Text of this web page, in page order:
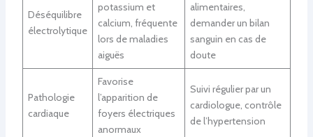
Déséquilibre
électrolytique
potassium et
calcium, fréquente
lors de maladies
aiguës
alimentaires,
demander un bilan
sanguin en cas de
doute
Pathologie
cardiaque
Favorise
l’apparition de
foyers électriques
anormaux
Suivi régulier par un
cardiologue, contrôle
de l’hypertension